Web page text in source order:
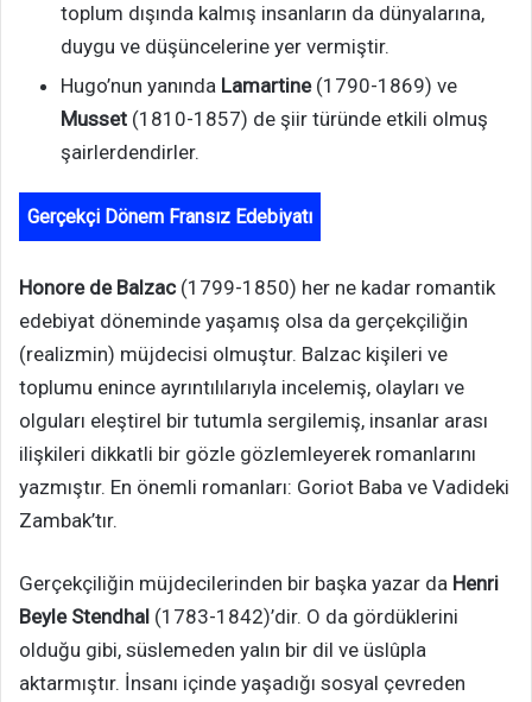
toplum dışında kalmış insanların da dünyalarına,
duygu ve düşüncelerine yer vermiştir.
Hugo’nun yanında Lamartine(1790-1869) ve
Musset (1810-1857) de şiir türünde etkili olmuş
şairlerdendirler.
Gerçekçi Dönem Fransız Edebiyatı
Honore de Balzac (1799-1850) her ne kadar romantik
edebiyat döneminde yaşamış olsa da gerçekçiliğin
(realizmin) müjdecisi olmuştur. Balzac kişileri ve
toplumu enince ayrıntılılarıyla incelemiş, olayları ve
olguları eleştirel bir tutumla sergilemiş, insanlar arası
ilişkileri dikkatli bir gözle gözlemleyerek romanlarını
yazmıştır. En önemli romanları: Goriot Baba ve Vadideki
Zambak’tır.
Gerçekçiliğin müjdecilerinden bir başka yazar da Henri
Beyle Stendhal (1783-1842)’dir. O da gördüklerini
olduğu gibi, süslemeden yalın bir dil ve üslûpla
aktarmıştır. İnsanı içinde yaşadığı sosyal çevreden